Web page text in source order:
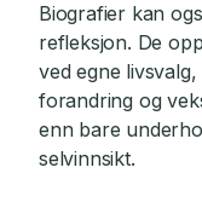
Biografier kan
refleksjon. De
ved egne
forandring og
enn bare
selvinnsikt.